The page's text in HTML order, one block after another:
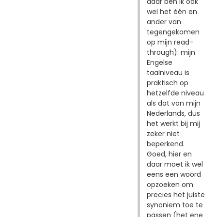
wel het één en
ander van
tegengekomen
op mijn read-
through): mijn
Engelse
taalniveau is
praktisch op
hetzelfde niveau
als dat van mijn
Nederlands, dus
het werkt bij mij
zeker niet
beperkend.
Goed, hier en
daar moet ik wel
eens een woord
opzoeken om
precies het juiste
synoniem toe te
passen (het ene